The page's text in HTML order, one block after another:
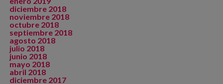
diciembre 2018
noviembre 2018
octubre 2018
septiembre 2018
agosto 2018
julio 2018
junio 2018
mayo 2018
abril 2018
diciembre 2017